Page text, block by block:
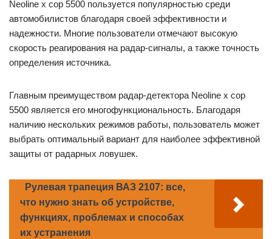
Neoline x cop 5500 пользуется популярностью среди
автомобилистов благодаря своей эффективности и
надежности. Многие пользователи отмечают высокую
скорость реагирования на радар-сигналы, а также точность
определения источника.
Главным преимуществом радар-детектора Neoline x cop
5500 является его многофункциональность. Благодаря
наличию нескольких режимов работы, пользователь может
выбрать оптимальный вариант для наиболее эффективной
защиты от радарных ловушек.
Рулевая трапеция ВАЗ 2107: все,
что нужно знать об устройстве,
функциях, проблемах и способах
их устранения